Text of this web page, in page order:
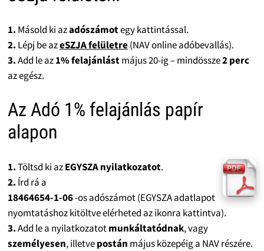
1. Másold ki azadószámotegy kattintással.
2. Lépj be azeSZJA felületre(NAV online adóbevallás).
3.Add le az1% felajánlástmájus 20-ig – mindössze2 perc
az egész.
Az Adó 1% felajánlás papír
alapon
1.Töltsd ki azEGYSZA nyilatkozatot.
2. Írd rá a
18464654-1-06-os adószámot (EGYSZA adatlapot
nyomtatáshoz kitöltve elérheted az ikonra kattintva).
3.Add le a nyilatkozatotmunkáltatódnak, vagy
személyesen, illetvepostán május közepéig a NAV részére.